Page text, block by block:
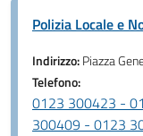
Polizia Locale e
Indirizzo:Piazza
Telefono:
0123 300423 -
300409 - 0123